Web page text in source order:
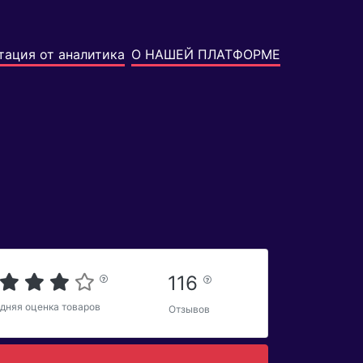
от аналитика О НАШЕЙ ПЛАТФОРМЕ
оценка товаров
116
Отзывов